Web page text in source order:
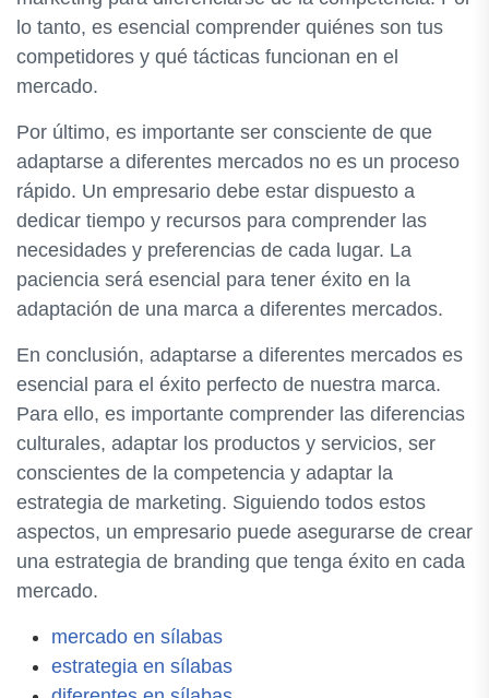
lo tanto, es esencial comprender quiénes son tus
competidores y qué tácticas funcionan en el
mercado.
Por último, es importante ser consciente de que
adaptarse a diferentes mercados no es un proceso
rápido. Un empresario debe estar dispuesto a
dedicar tiempo y recursos para comprender las
necesidades y preferencias de cada lugar. La
paciencia será esencial para tener éxito en la
adaptación de una marca a diferentes mercados.
En conclusión, adaptarse a diferentes mercados es
esencial para el éxito perfecto de nuestra marca.
Para ello, es importante comprender las diferencias
culturales, adaptar los productos y servicios, ser
conscientes de la competencia y adaptar la
estrategia de marketing. Siguiendo todos estos
aspectos, un empresario puede asegurarse de crear
una estrategia de branding que tenga éxito en cada
mercado.
mercado en sílabas
estrategia en sílabas